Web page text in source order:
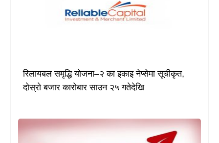
रिलायबल समृद्धि योजना–२ का इकाइ नेप्सेमा सूचीकृत,
दोस्रो बजार कारोबार साउन २५ गतेदेखि